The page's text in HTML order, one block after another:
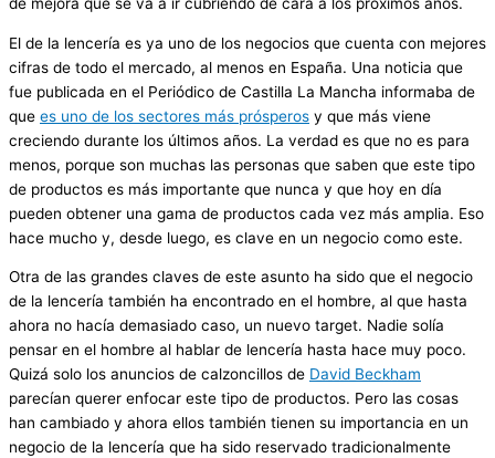
El de la lencería es ya uno de los negocios que cuenta con mejores
cifras de todo el mercado, al menos en España. Una noticia que
fue publicada en el Periódico de Castilla La Mancha informaba de
que es uno de los sectores más prósperos y que más viene
creciendo durante los últimos años. La verdad es que no es para
menos, porque son muchas las personas que saben que este tipo
de productos es más importante que nunca y que hoy en día
pueden obtener una gama de productos cada vez más amplia. Eso
hace mucho y, desde luego, es clave en un negocio como este.
Otra de las grandes claves de este asunto ha sido que el negocio
de la lencería también ha encontrado en el hombre, al que hasta
ahora no hacía demasiado caso, un nuevo target. Nadie solía
pensar en el hombre al hablar de lencería hasta hace muy poco.
Quizá solo los anuncios de calzoncillos de David Beckham
parecían querer enfocar este tipo de productos. Pero las cosas
han cambiado y ahora ellos también tienen su importancia en un
negocio de la lencería que ha sido reservado tradicionalmente